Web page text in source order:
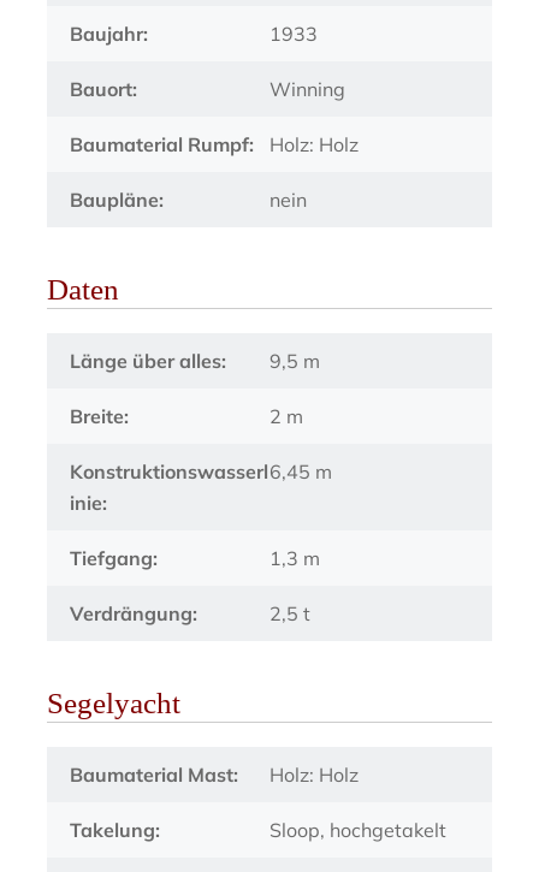
Baujahr: 1933
Bauort: Winning
Baumaterial Rumpf: Holz: Holz
Baupläne: nein
Daten
Länge über alles: 9,5 m
Breite: 2 m
Konstruktionswasserl
inie:
6,45 m
Tiefgang: 1,3 m
Verdrängung: 2,5 t
Segelyacht
Baumaterial Mast: Holz: Holz
Takelung: Sloop, hochgetakelt